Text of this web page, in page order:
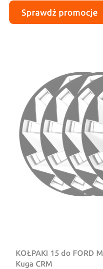
Sprawdź promocje
KOŁPAKI 15 do FORD
Kuga CRM